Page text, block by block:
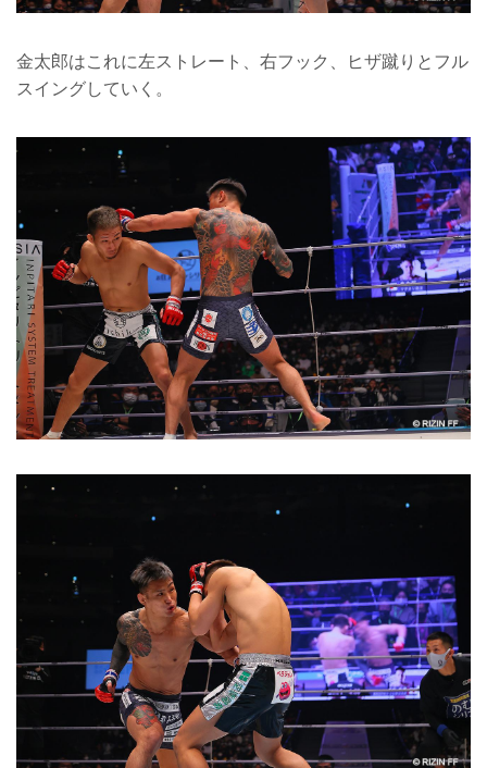
金太郎はこれに左ストレート、右フック、ヒザ蹴りとフル
スイングしていく。